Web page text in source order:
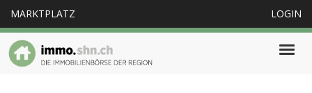
MARKTPLATZ LOGIN